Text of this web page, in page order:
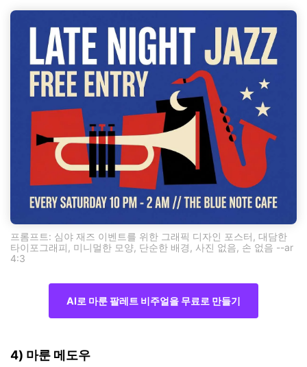
프롬프트: 심야 재즈 이벤트를 위한 그래픽 디자인 포스터, 대담한
타이포그래피, 미니멀한 모양, 단순한 배경, 사진 없음, 손 없음 --ar
4:3
AI로 마룬 팔레트 비주얼을 무료로 만들기
4) 마룬 메도우